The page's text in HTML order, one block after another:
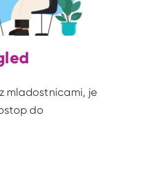
mladostnicami, je
do